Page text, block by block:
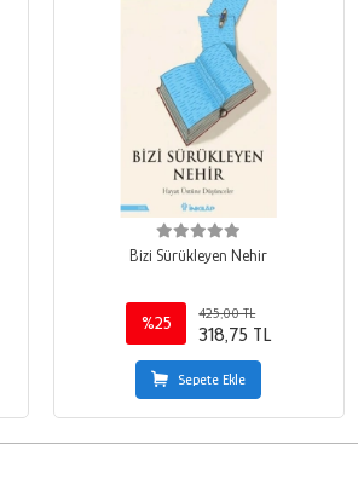
Bizi Sürükleyen Nehir
%25
425,00 TL
318,75 TL
Sepete Ekle